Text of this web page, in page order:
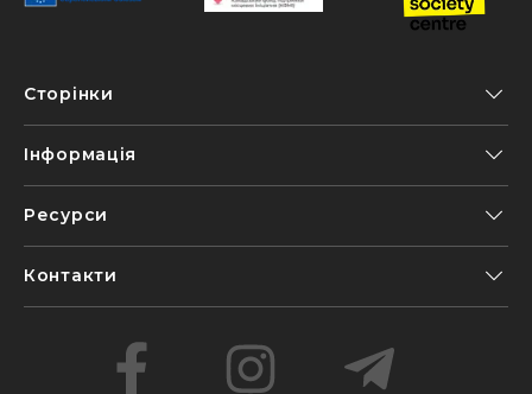
Сторінки
Інформація
Ресурси
Контакти